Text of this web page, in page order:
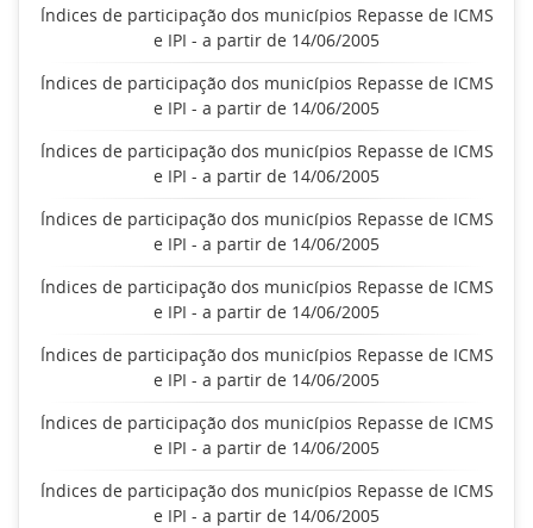
Índices de participação dos municípios Repasse de ICMS
e IPI - a partir de 14/06/2005
Índices de participação dos municípios Repasse de ICMS
e IPI - a partir de 14/06/2005
Índices de participação dos municípios Repasse de ICMS
e IPI - a partir de 14/06/2005
Índices de participação dos municípios Repasse de ICMS
e IPI - a partir de 14/06/2005
Índices de participação dos municípios Repasse de ICMS
e IPI - a partir de 14/06/2005
Índices de participação dos municípios Repasse de ICMS
e IPI - a partir de 14/06/2005
Índices de participação dos municípios Repasse de ICMS
e IPI - a partir de 14/06/2005
Índices de participação dos municípios Repasse de ICMS
e IPI - a partir de 14/06/2005